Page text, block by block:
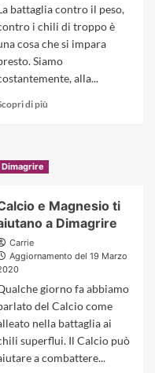
peso
battaglia contro il peso,
i chili di troppo è
cosa che si impara
Siamo
alla...
di piùRead
Tutta!
contro
chili
superflui…..
Dimagrire
e Magnesio ti
a Dimagrire
Carrie
Aggiornamento del 19 Marzo
giorno fa abbiamo
del Calcio come
nella battaglia ai
superflui. Il Calcio può
a combattere...